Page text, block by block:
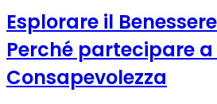
Esplorare il
Perché partecipare
Consapevolezza